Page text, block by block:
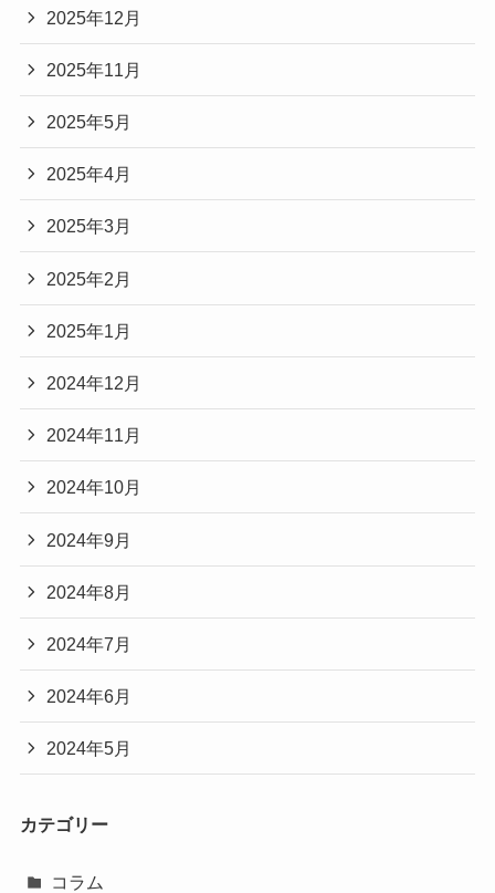
2025年12月
2025年11月
2025年5月
2025年4月
2025年3月
2025年2月
2025年1月
2024年12月
2024年11月
2024年10月
2024年9月
2024年8月
2024年7月
2024年6月
2024年5月
カテゴリー
コラム